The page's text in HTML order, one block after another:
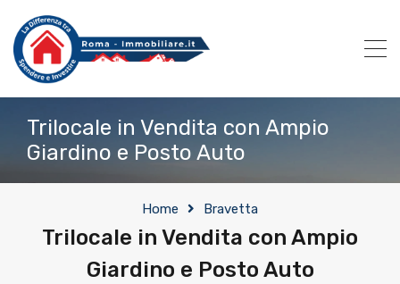
Trilocale in Vendita con Ampio
Giardino e Posto Auto
Home Bravetta
Trilocale in Vendita con Ampio
Giardino e Posto Auto